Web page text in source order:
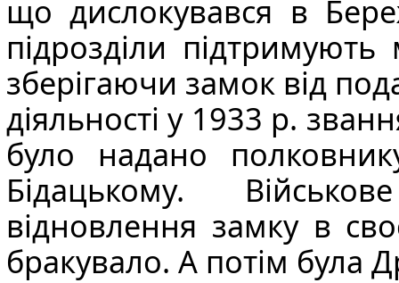
що дислокувався в
підрозділи
зберігаючи замок від
діяльності у 1933 р.
було надано
Бідацькому.
відновлення замку в
бракувало. А потім була